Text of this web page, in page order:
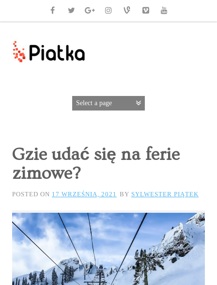
Gzie udać się na ferie
zimowe?
POSTED ON 17 WRZEŚNIA, 2021 BY SYLWESTER PIĄTEK